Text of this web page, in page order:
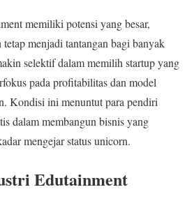
memiliki potensi yang besar,
tetap menjadi tantangan bagi banyak
selektif dalam memilih startup yang
pada profitabilitas dan model
Kondisi ini menuntut para pendiri
dalam membangun bisnis yang
mengejar status unicorn.
Edutainment